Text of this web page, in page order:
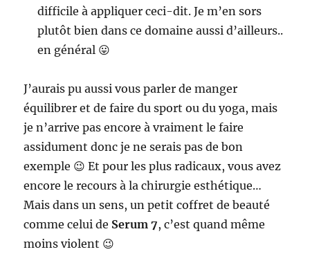
difficile à appliquer ceci-dit. Je m’en sors
plutôt bien dans ce domaine aussi d’ailleurs..
en général 😛
J’aurais pu aussi vous parler de manger
équilibrer et de faire du sport ou du yoga, mais
je n’arrive pas encore à vraiment le faire
assidument donc je ne serais pas de bon
exemple 😉 Et pour les plus radicaux, vous avez
encore le recours à la chirurgie esthétique…
Mais dans un sens, un petit coffret de beauté
comme celui de Serum 7, c’est quand même
moins violent 😉